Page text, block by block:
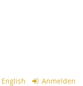
English Anmelden